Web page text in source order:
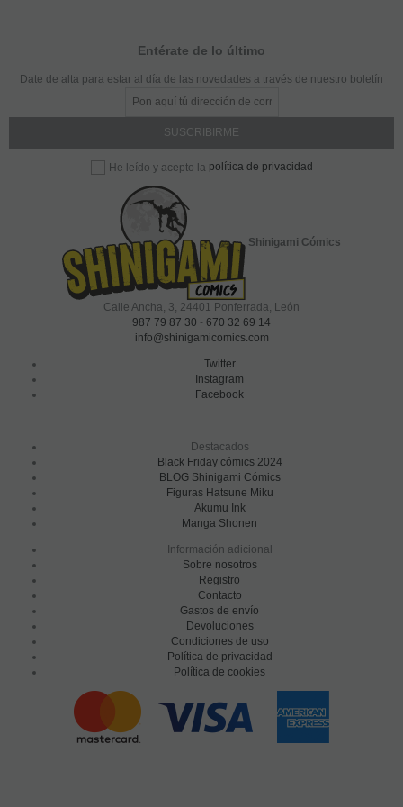
Entérate de lo último
Date de alta para estar al día de las novedades a través de nuestro boletín
He leído y acepto la política de privacidad
Shinigami Cómics
Calle Ancha, 3, 24401 Ponferrada, León
987 79 87 30 - 670 32 69 14
info@shinigamicomics.com
Twitter
Instagram
Facebook
Destacados
Black Friday cómics 2024
BLOG Shinigami Cómics
Figuras Hatsune Miku
Akumu Ink
Manga Shonen
Información adicional
Sobre nosotros
Registro
Contacto
Gastos de envío
Devoluciones
Condiciones de uso
Política de privacidad
Política de cookies